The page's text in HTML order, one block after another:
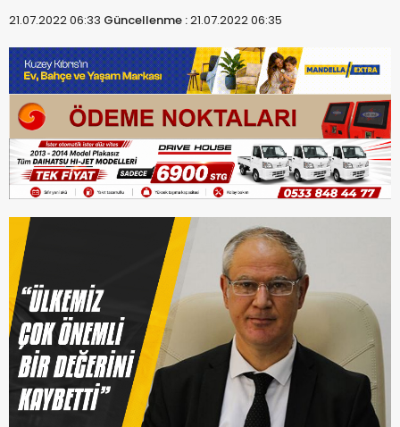
21.07.2022 06:33 Güncellenme :21.07.2022 06:35